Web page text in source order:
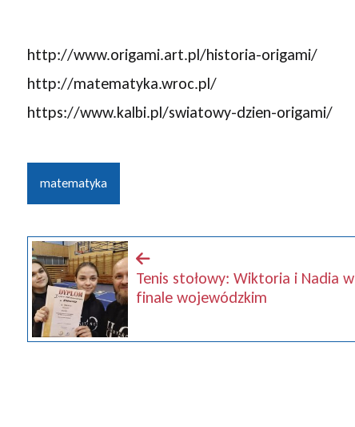
http://www.origami.art.pl/historia-origami/
http://matematyka.wroc.pl/
https://www.kalbi.pl/swiatowy-dzien-origami/
matematyka
Tenis stołowy: Wiktoria i Nadia w
finale wojewódzkim